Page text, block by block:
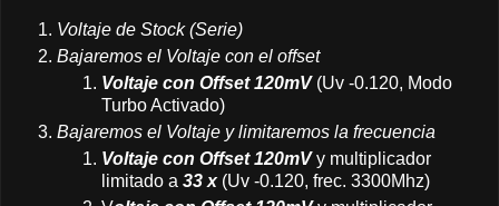
Voltaje de Stock (Serie)
Bajaremos el Voltaje con el offset
Voltaje con Offset 120mV(Uv -0.120, Modo
Turbo Activado)
Bajaremos el Voltaje y limitaremos la frecuencia
Voltaje con Offset 120mVy multiplicador
limitado a 33 x(Uv -0.120, frec. 3300Mhz)